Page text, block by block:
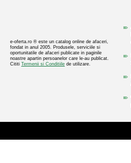
e-oferta.ro ® este un catalog online de afaceri,
fondat in anul 2005. Produsele, serviciile si
oportunitatile de afaceri publicate in paginile
noastre apartin persoanelor care le-au publicat.
Cititi Termenii si Conditiile de utilizare.